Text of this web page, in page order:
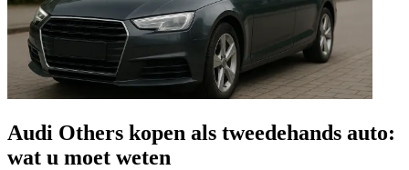
Audi Others kopen als tweedehands auto:
wat u moet weten